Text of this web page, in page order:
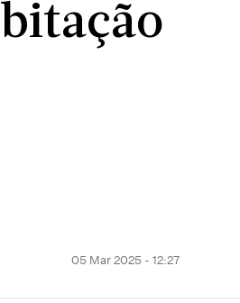
05 Mar 2025 - 12:27